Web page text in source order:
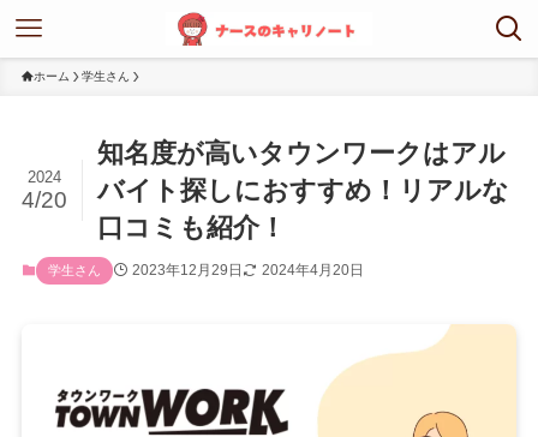
ホーム 学生さん
知名度が高いタウンワークはアル
バイト探しにおすすめ！リアルな
口コミも紹介！
2024
4/20
学生さん 2023年12月29日 2024年4月20日